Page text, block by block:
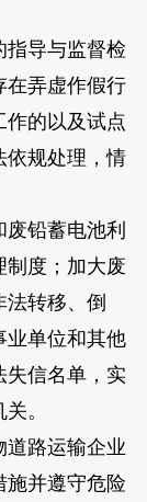
导与监督检
在弄虚作假行
作的以及试点
依规处理，情
铅蓄电池利
制度；加大废
转移、倒
业单位和其他
失信名单，实
。
路运输企业
施并遵守危险